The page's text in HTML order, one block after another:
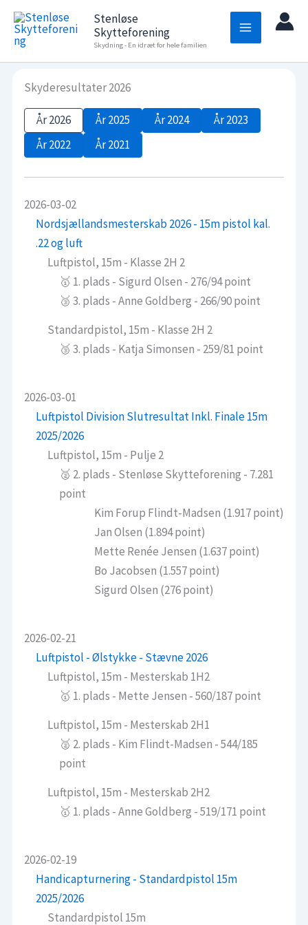
indholdet
Stenløse
Skytteforening
Skydning - En idræt for hele familien
Skyderesultater 2026
År 2026 År 2025 År 2024
År 2023
År 2022
År 2021
2026-03-02
Nordsjællandsmesterskab 2026 - 15m pistol kal.
.22 og luft
Luftpistol, 15m - Klasse 2H 2
🥇 1. plads - Sigurd Olsen - 276/94 point
🥉 3. plads - Anne Goldberg - 266/90 point
Standardpistol, 15m - Klasse 2H 2
🥉 3. plads - Katja Simonsen - 259/81 point
2026-03-01
Luftpistol Division Slutresultat Inkl. Finale 15m
2025/2026
Luftpistol, 15m - Pulje 2
🥈 2. plads - Stenløse Skytteforening - 7.281
point
Kim Forup Flindt-Madsen (1.917 point)
Jan Olsen (1.894 point)
Mette Renée Jensen (1.637 point)
Bo Jacobsen (1.557 point)
Sigurd Olsen (276 point)
2026-02-21
Luftpistol - Ølstykke - Stævne 2026
Luftpistol, 15m - Mesterskab 1H2
🥇 1. plads - Mette Jensen - 560/187 point
Luftpistol, 15m - Mesterskab 2H1
🥈 2. plads - Kim Flindt-Madsen - 544/185
point
Luftpistol, 15m - Mesterskab 2H2
🥇 1. plads - Anne Goldberg - 519/171 point
2026-02-19
Handicapturnering - Standardpistol 15m
2025/2026
Standardpistol 15m